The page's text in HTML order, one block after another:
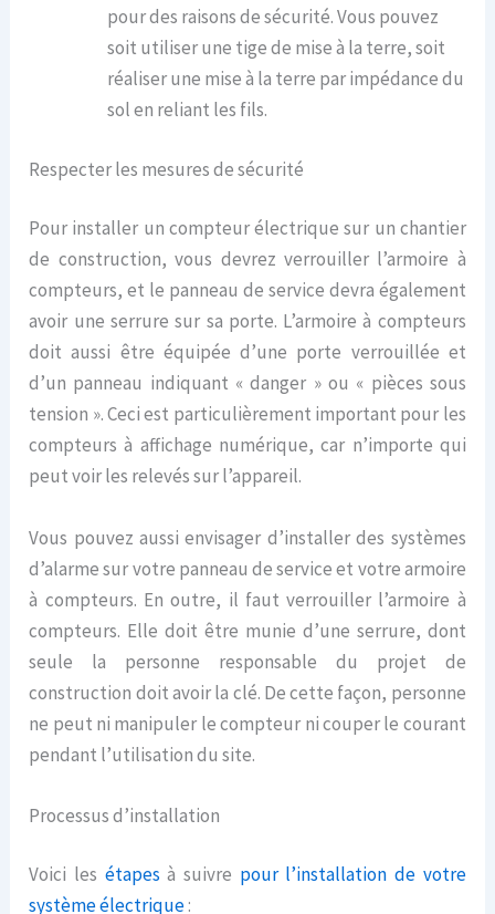
pour des raisons de sécurité. Vous pouvez
soit utiliser une tige de mise à la terre, soit
réaliser une mise à la terre par impédance du
sol en reliant les fils.
Respecterles mesures de sécurité
Pour installer un compteur électrique sur un chantier
de construction, vous devrez verrouiller l’armoire à
compteurs, et le panneau de service devra également
avoir une serrure sur sa porte. L’armoire à compteurs
doit aussi être équipée d’une porte verrouillée et
d’un panneau indiquant « danger » ou « pièces sous
tension ». Ceci est particulièrement important pour les
compteurs à affichage numérique, car n’importe qui
peut voir les relevés sur l’appareil.
Vous pouvez aussi envisager d’installer des systèmes
d’alarme sur votre panneau de service et votre armoire
à compteurs. En outre, il faut verrouiller l’armoire à
compteurs. Elle doit être munie d’une serrure, dont
seule la personne responsable du projet de
construction doit avoir la clé. De cette façon, personne
ne peut ni manipuler le compteur ni couper le courant
pendant l’utilisation du site.
Processus d’installation
Voici les étapesà suivre pour l’installation de votre
système électrique: